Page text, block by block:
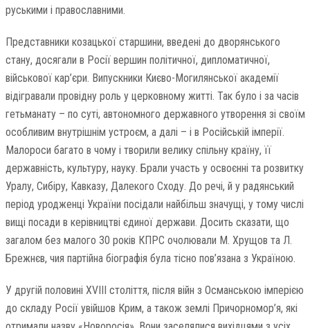
руськими і православними.
Представники козацької старшини, введені до дворянського
стану, досягали в Росії вершин політичної, дипломатичної,
військової кар’єри. Випускники Києво-Могилянської академії
відігравали провідну роль у церковному житті. Так було і за часів
гетьманату – по суті, автономного державного утворення зі своїм
особливим внутрішнім устроєм, а далі – і в Російській імперії.
Малороси багато в чому і творили велику спільну країну, її
державність, культуру, науку. Брали участь у освоєнні та розвитку
Уралу, Сибіру, Кавказу, Далекого Сходу. До речі, й у радянський
період уродженці України посідали найбільш значущі, у тому числі
вищі посади в керівництві єдиної держави. Досить сказати, що
загалом без малого 30 років КПРС очолювали М. Хрущов та Л.
Брежнєв, чия партійна біографія була тісно пов’язана з Україною.
У другій половині XVIII століття, після війн з Османською імперією
до складу Росії увійшов Крим, а також землі Причорномор’я, які